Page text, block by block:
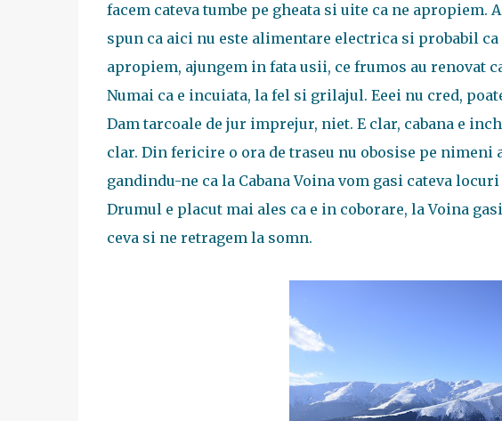
facem cateva tumbe pe gheata si uite ca ne apropiem.
spun ca aici nu este alimentare electrica si probabil ca
apropiem, ajungem in fata usii, ce frumos au renovat
Numai ca e incuiata, la fel si grilajul. Eeei nu cred,
Dam tarcoale de jur imprejur, niet. E clar, cabana e
clar. Din fericire o ora de traseu nu obosise pe nimeni
gandindu-ne ca la Cabana Voina vom gasi cateva
Drumul e placut mai ales ca e in coborare, la Voina
ceva si ne retragem la somn.